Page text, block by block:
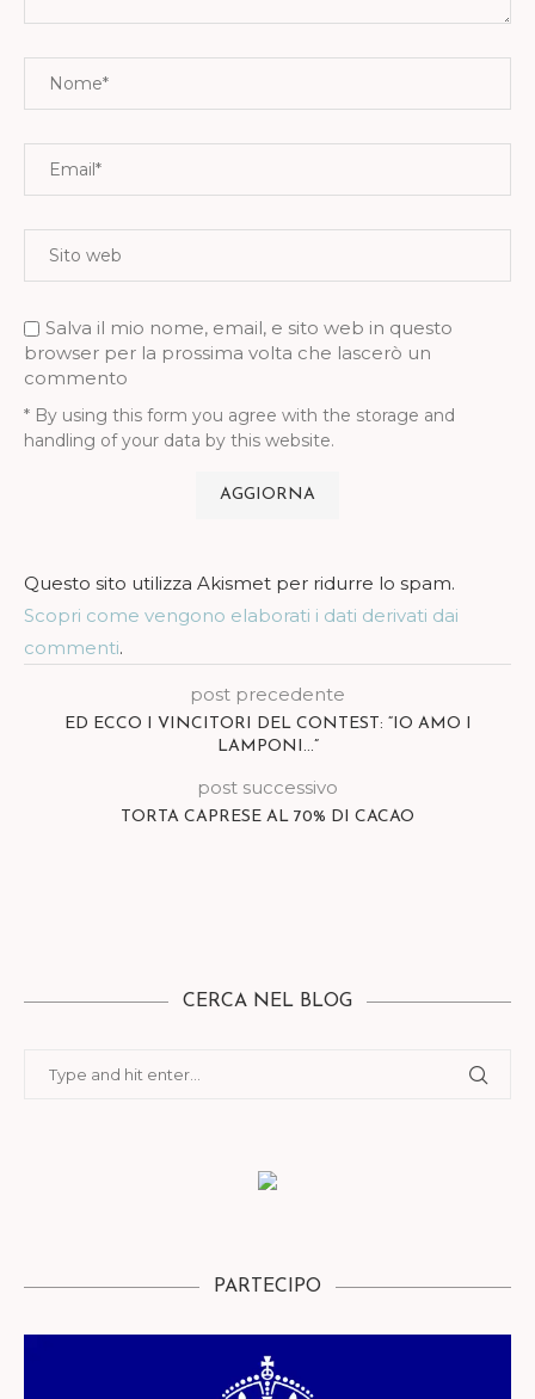
Salva il mio nome, email, e sito web in questo
browser per la prossima volta che lascerò un
commento
* By using this form you agree with the storage and
handling of your data by this website.
Questo sito utilizza Akismet per ridurre lo spam.
Scopri come vengono elaborati i dati derivati dai
commenti.
post precedente
ED ECCO I VINCITORI DEL CONTEST: “IO AMO I
LAMPONI…”
post successivo
TORTA CAPRESE AL 70% DI CACAO
CERCA NEL BLOG
PARTECIPO